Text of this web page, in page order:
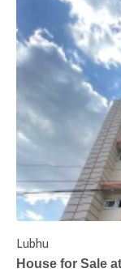
Lubhu
House for Sale